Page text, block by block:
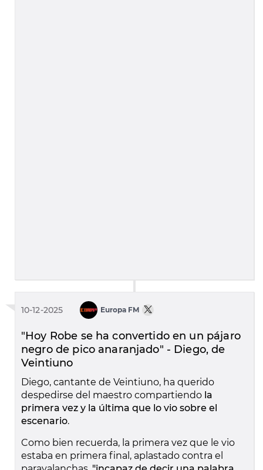
10-12-2025 Europa FM
"Hoy Robe se ha convertido en un pájaro
negro de pico anaranjado" - Diego, de
Veintiuno
Diego, cantante de Veintiuno, ha querido
despedirse del maestro compartiendo la
primera vez y la última que lo vio sobre el
escenario.
Como bien recuerda, la primera vez que le vio
estaba en primera final, aplastado contra el